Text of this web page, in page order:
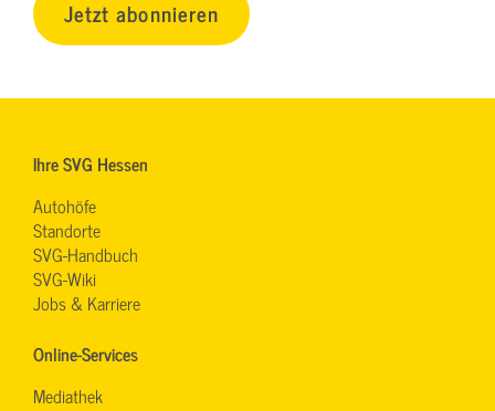
Jetzt abonnieren
Ihre SVG Hessen
Autohöfe
Standorte
SVG-Handbuch
SVG-Wiki
Jobs & Karriere
Online-Services
Mediathek